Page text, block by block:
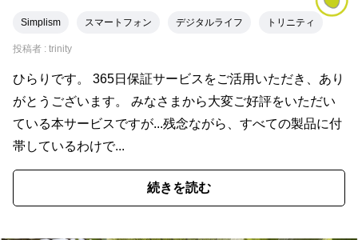
Simplism スマートフォン デジタルライフ トリニティ
投稿者 : trinity
ひらりです。 365日保証サービスをご活用いただき、あり
がとうございます。 みなさまから大変ご好評をいただい
ている本サービスですが...残念ながら、すべての製品に付
帯しているわけで...
続きを読む